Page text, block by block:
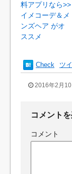
料アプリなら>>
イメコーデ＆メ
ンズヘア がオ
ススメ
Check ツ
2016年2月10
コメント
コメント